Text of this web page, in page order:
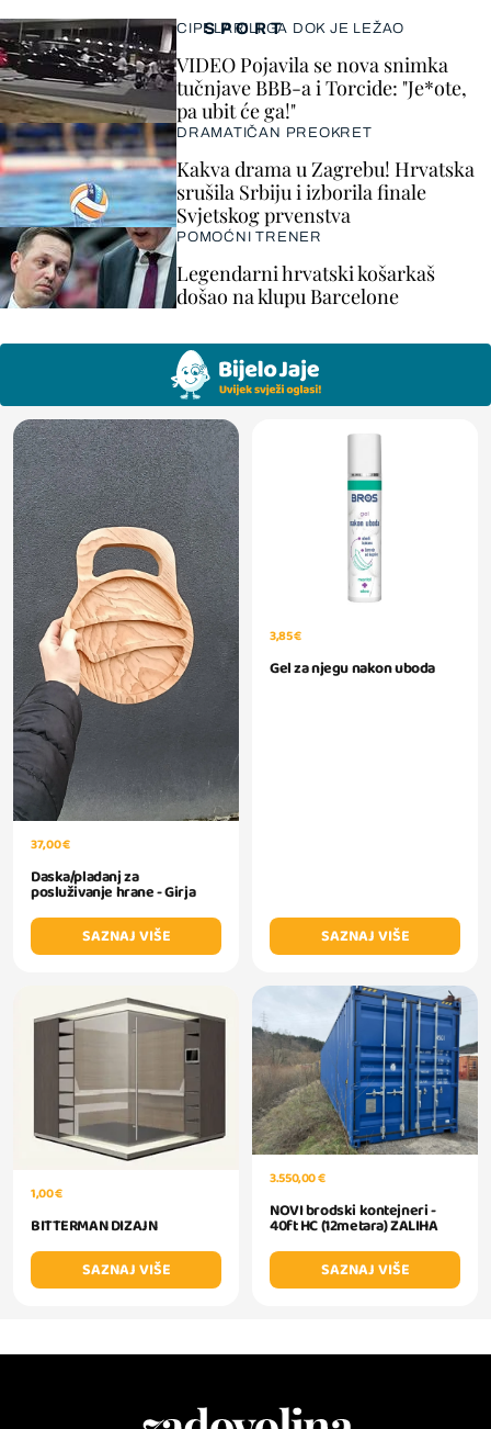
SPORT
CIPELARILI GA DOK JE LEŽAO
VIDEO Pojavila se nova snimka
tučnjave BBB-a i Torcide: "Je*ote,
pa ubit će ga!"
DRAMATIČAN PREOKRET
Kakva drama u Zagrebu! Hrvatska
srušila Srbiju i izborila finale
Svjetskog prvenstva
POMOĆNI TRENER
Legendarni hrvatski košarkaš
došao na klupu Barcelone
37,00 €
Daska/pladanj za
posluživanje hrane - Girja
SAZNAJ VIŠE
3,85 €
Gel za njegu nakon uboda
SAZNAJ VIŠE
1,00 €
BITTERMAN DIZAJN
SAZNAJ VIŠE
3.550,00 €
NOVI brodski kontejneri -
40ft HC (12metara) ZALIHA
SAZNAJ VIŠE